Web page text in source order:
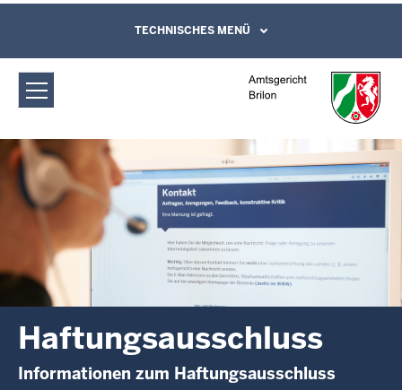
Amtsgericht Brilon:
Haftungsausschluss
Direkt zum Inhalt
Leichte Sprache, Gebärdensprachenvideo
und Kontaktformular
TECHNISCHES MENÜ
Haftungsausschluss
Informationen zum Haftungsausschluss